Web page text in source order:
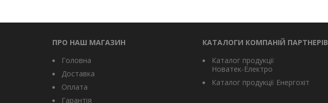
ПРО НАШ МАГАЗИН
Головна
Доставка
Оплата
Гарантія
КАТАЛОГИ КОМПАНІЙ ПАРТНЕРІВ
Каталог продукції
Новатек-Електро
Каталог продукції Енергохіт